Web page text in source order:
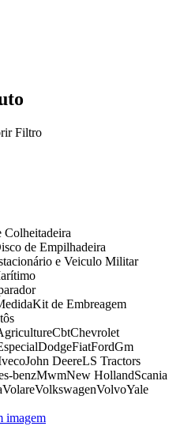
Filtro
Colheitadeira
de Empilhadeira
e Veiculo Militar
Kit de Embreagem
CbtChevrolet
DodgeFiatFordGm
John DeereLS Tractors
benzMwmNew HollandScania
VolareVolkswagenVolvoYale